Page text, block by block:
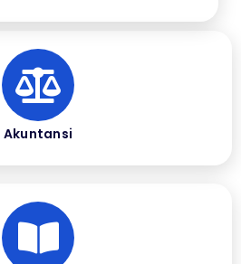
Akuntansi